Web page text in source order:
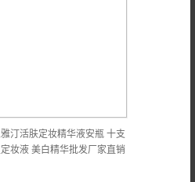
汀活肤定妆精华液安瓶 十支
妆液 美白精华批发厂家直销
订货款